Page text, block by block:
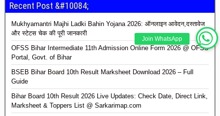
Join WhatsApp
Recent Post &#10084;
Mukhyamantri Majhi Ladki Bahin Yojana 2026: ऑनलाइन आवेदन,दस्तावेज
और स्टेटस चेक की पूरी जानकारी
OFSS Bihar Intermediate 11th Admission Online Form 2026 @ OFSS
Portal, Govt. of Bihar
BSEB Bihar Board 10th Result Marksheet Download 2026 – Full
Guide
Bihar Board 10th Result 2026 Live Updates: Check Date, Direct Link,
Marksheet & Toppers List @ Sarkarimap.com